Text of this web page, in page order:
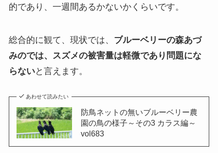
的であり、一週間あるかないかくらいです。
総合的に観て、現状では、 ブルーベリーの森あづ
みのでは、スズメの被害量は軽微であり問題にな
らないと言えます。
あわせて読みたい
防鳥ネットの無いブルーベリー農
園の鳥の様子～その3 カラス編～
vol683